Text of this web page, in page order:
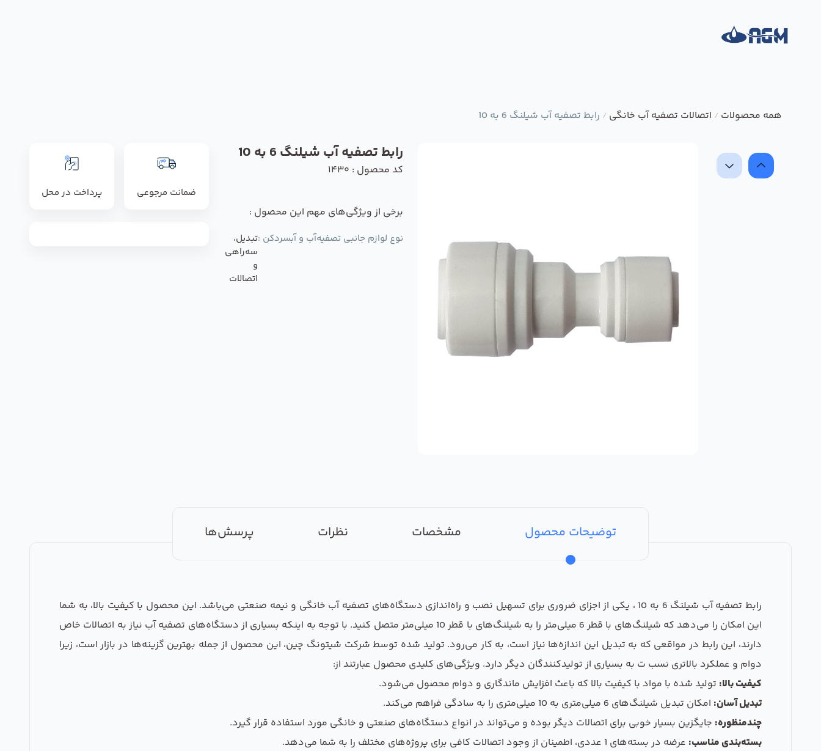
همه محصولات / اتصالات تصفیه آب خانگی / رابط تصفیه آب شیلنگ 6 به 10
رابط تصفیه آب شیلنگ 6 به 10
کد محصول : 1430
برخی از ویژگی‌های مهم این محصول :
نوع لوازم جانبی تصفیه‌آب و آبسردکن :تبدیل،
سه‌راهی
و
اتصالات
ضمانت مرجوعی پرداخت در محل
توضیحات محصول مشخصات نظرات پرسش‌ها
رابط تصفیه آب شیلنگ 6 به 10 ، یکی از اجزای ضروری برای تسهیل نصب و راه‌اندازی دستگاه‌های تصفیه آب خانگی و نیمه صنعتی می‌باشد. این محصول با کیفیت بالا، به شما
این امکان را می‌دهد که شیلنگ‌های با قطر 6 میلی‌متر را به شیلنگ‌های با قطر 10 میلی‌متر متصل کنید. با توجه به اینکه بسیاری از دستگاه‌های تصفیه آب نیاز به اتصالات خاص
دارند، این رابط در مواقعی که به تبدیل این اندازه‌ها نیاز است، به کار می‌رود. تولید شده توسط شرکت شیتونگ چین، این محصول از جمله بهترین گزینه‌ها در بازار است، زیرا
دوام و عملکرد بالاتری نسب ت به بسیاری از تولیدکنندگان دیگر دارد. ویژگی‌های کلیدی محصول عبارتند از:
کیفیت بالا: تولید شده با مواد با کیفیت بالا که باعث افزایش ماندگاری و دوام محصول می‌شود.
تبدیل آسان: امکان تبدیل شیلنگ‌های 6 میلی‌متری به 10 میلی‌متری را به سادگی فراهم می‌کند.
چندمنظوره: جایگزین بسیار خوبی برای اتصالات دیگر بوده و می‌تواند در انواع دستگاه‌های صنعتی و خانگی مورد استفاده قرار گیرد.
بسته‌بندی مناسب: عرضه در بسته‌های 1 عددی، اطمینان از وجود اتصالات کافی برای پروژه‌های مختلف را به شما می‌دهد.